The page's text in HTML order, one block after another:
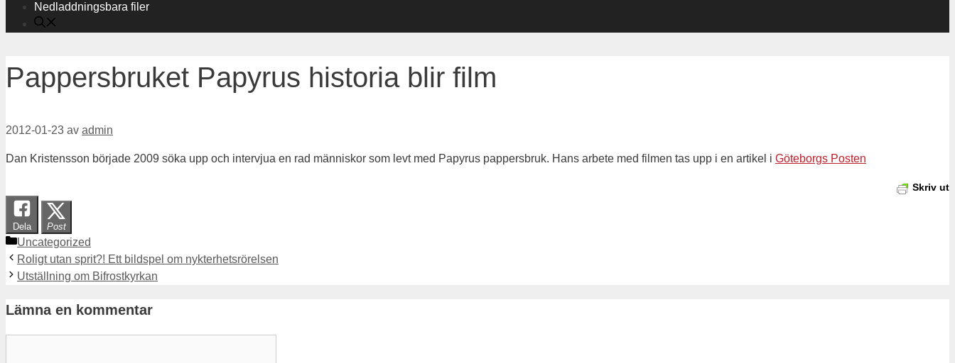
Nedladdningsbara filer
Pappersbruket Papyrus historia blir film
2012-01-23 av admin
Dan Kristensson började 2009 söka upp och intervjua en rad människor som levt med Papyrus pappersbruk. Hans arbete med filmen tas upp i en artikel i Göteborgs Posten
Skriv ut
Dela Post
Kategorier
Uncategorized
Roligt utan sprit?! Ett bildspel om nykterhetsrörelsen
Utställning om Bifrostkyrkan
Lämna en kommentar